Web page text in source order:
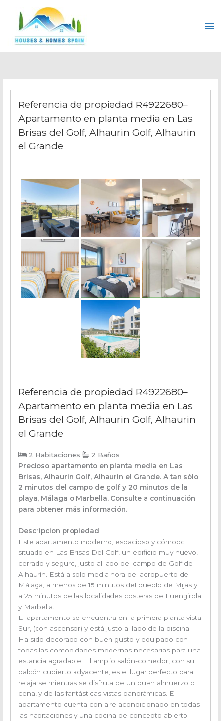
contenido
Referencia de propiedad R4922680–
Apartamento en planta media en Las
Brisas del Golf, Alhaurin Golf, Alhaurin
el Grande
Referencia de propiedad R4922680–
Apartamento en planta media en Las
Brisas del Golf, Alhaurin Golf, Alhaurin
el Grande
2 Habitaciones
2 Baños
Precioso apartamento en planta media en Las
Brisas, Alhaurin Golf, Alhaurin el Grande. A tan sólo
2 minutos del campo de golf y 20 minutos de la
playa, Málaga o Marbella. Consulte a continuación
para obtener más información.
Descripcion propiedad
Este apartamento moderno, espacioso y cómodo
situado en Las Brisas Del Golf, un edificio muy nuevo,
cerrado y seguro, justo al lado del campo de Golf de
Alhaurín. Está a solo media hora del aeropuerto de
Málaga, a menos de 15 minutos del pueblo de Mijas y
a 25 minutos de las localidades costeras de Fuengirola
y Marbella.
El apartamento se encuentra en la primera planta vista
Sur, (con ascensor) y está justo al lado de la piscina.
Ha sido decorado con buen gusto y equipado con
todas las comodidades modernas necesarias para una
estancia agradable. El amplio salón-comedor, con su
balcón cubierto adyacente, es el lugar perfecto para
relajarse mientras se disfruta de un buen almuerzo o
cena, y de las fantásticas vistas panorámicas. El
apartamento cuenta con aire acondicionado en todas
las habitaciones y una cocina de concepto abierto